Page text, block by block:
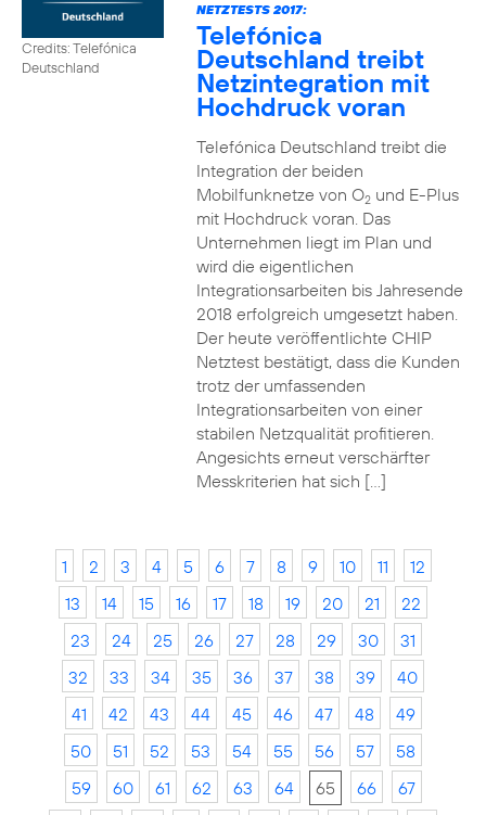
Credits: Telefónica
Deutschland
NETZTESTS 2017:
Telefónica
Deutschland treibt
Netzintegration mit
Hochdruck voran
Telefónica Deutschland treibt die
Integration der beiden
Mobilfunknetze von O2und E-Plus
mit Hochdruck voran. Das
Unternehmen liegt im Plan und
wird die eigentlichen
Integrationsarbeiten bis Jahresende
2018 erfolgreich umgesetzt haben.
Der heute veröffentlichte CHIP
Netztest bestätigt, dass die Kunden
trotz der umfassenden
Integrationsarbeiten von einer
stabilen Netzqualität profitieren.
Angesichts erneut verschärfter
Messkriterien hat sich […]
1 2 3 4 5 6 7 8 9 10 11
12
13
14 15 16 17 18 19 20 21
22
23
24 25 26 27 28 29 30
31
32
33 34 35 36 37 38 39
40
41
42 43 44 45 46 47 48
49
50
51 52 53 54 55 56 57
58
59
60 61 62 63 64 65 66
67